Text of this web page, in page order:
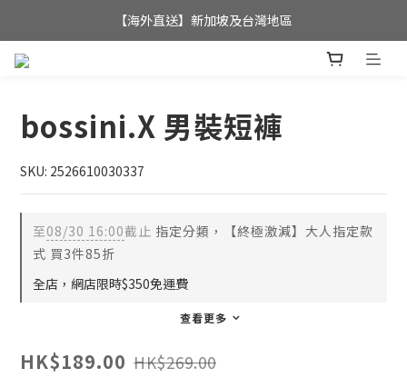
全店滿$350，即可享港澳地區免運費;
【海外直送】新加坡及台灣地區
bossini.X 男裝短褲
SKU: 2526610030337
至08/30 16:00截止 指定分類，【終極激減】大人指定款
式 買3件85折
全店，網店限時$350免運費
查看更多
HK$189.00 HK$269.00